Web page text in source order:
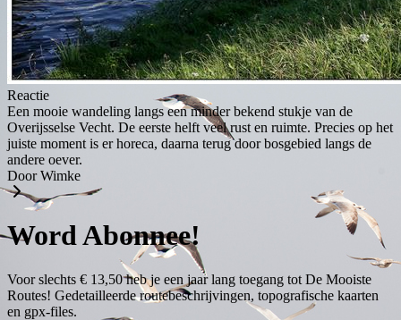
Reactie
Een mooie wandeling langs een minder bekend stukje van de
Overijsselse Vecht. De eerste helft veel rust en ruimte. Precies op het
juiste moment is er horeca, daarna terug door bosgebied langs de
andere oever.
Door Wimke
Word Abonnee!
Voor slechts € 13,50 heb je een jaar lang toegang tot De Mooiste
Routes! Gedetailleerde routebeschrijvingen, topografische kaarten
en gpx-files.